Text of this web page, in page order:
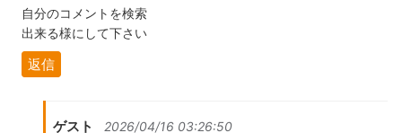
自分のコメントを検索
出来る様にして下さい
返信
ゲスト 2026/04/16 03:26:50